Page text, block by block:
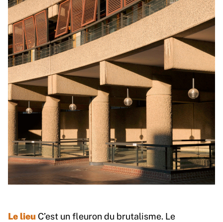
Le lieu C’est un fleuron du brutalisme. Le